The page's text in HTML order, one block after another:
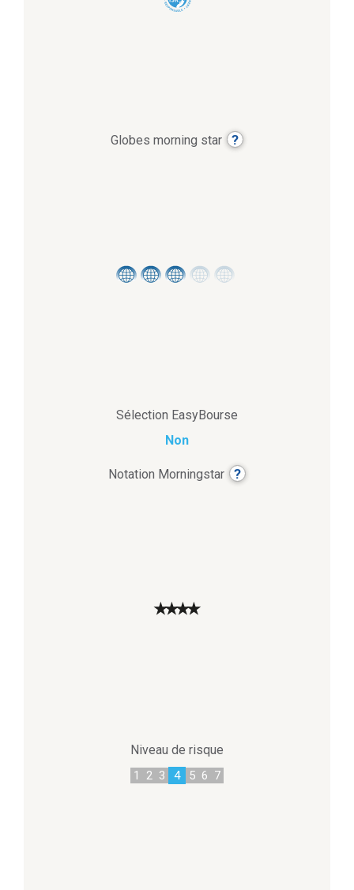
Globes morning star ?
Sélection EasyBourse
Non
Notation Morningstar ?
★★★★
Niveau de risque
1 2 3 4 5 6 7